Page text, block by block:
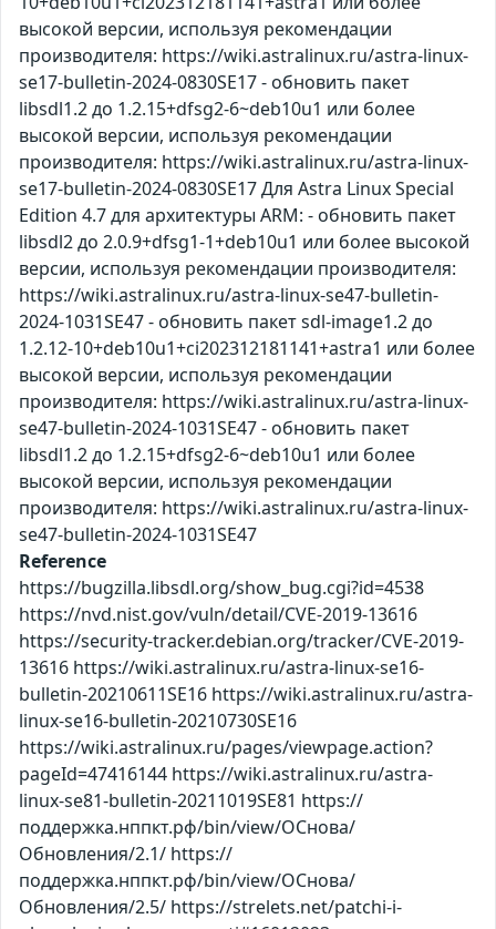
высокой версии, используя рекомендации
производителя: https://wiki.astralinux.ru/astra-linux-
se17-bulletin-2024-0830SE17 - обновить пакет
libsdl1.2 до 1.2.15+dfsg2-6~deb10u1 или более
высокой версии, используя рекомендации
производителя: https://wiki.astralinux.ru/astra-linux-
se17-bulletin-2024-0830SE17 Для Astra Linux Special
Edition 4.7 для архитектуры ARM: - обновить пакет
libsdl2 до 2.0.9+dfsg1-1+deb10u1 или более высокой
версии, используя рекомендации производителя:
https://wiki.astralinux.ru/astra-linux-se47-bulletin-
2024-1031SE47 - обновить пакет sdl-image1.2 до
1.2.12-10+deb10u1+ci202312181141+astra1 или более
высокой версии, используя рекомендации
производителя: https://wiki.astralinux.ru/astra-linux-
se47-bulletin-2024-1031SE47 - обновить пакет
libsdl1.2 до 1.2.15+dfsg2-6~deb10u1 или более
высокой версии, используя рекомендации
производителя: https://wiki.astralinux.ru/astra-linux-
se47-bulletin-2024-1031SE47
Reference
https://bugzilla.libsdl.org/show_bug.cgi?id=4538
https://nvd.nist.gov/vuln/detail/CVE-2019-13616
https://security-tracker.debian.org/tracker/CVE-2019-
13616 https://wiki.astralinux.ru/astra-linux-se16-
bulletin-20210611SE16 https://wiki.astralinux.ru/astra-
linux-se16-bulletin-20210730SE16
https://wiki.astralinux.ru/pages/viewpage.action?
pageId=47416144 https://wiki.astralinux.ru/astra-
linux-se81-bulletin-20211019SE81 https://
поддержка.нппкт.рф/bin/view/ОСнова/
Обновления/2.1/ https://
поддержка.нппкт.рф/bin/view/ОСнова/
Обновления/2.5/ https://strelets.net/patchi-i-